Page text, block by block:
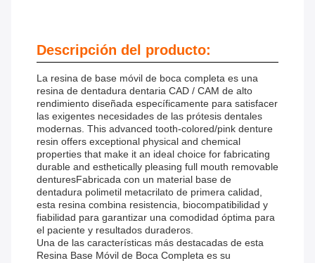
Descripción del producto:
La resina de base móvil de boca completa es una
resina de dentadura dentaria CAD / CAM de alto
rendimiento diseñada específicamente para satisfacer
las exigentes necesidades de las prótesis dentales
modernas. This advanced tooth-colored/pink denture
resin offers exceptional physical and chemical
properties that make it an ideal choice for fabricating
durable and esthetically pleasing full mouth removable
denturesFabricada con un material base de
dentadura polimetil metacrilato de primera calidad,
esta resina combina resistencia, biocompatibilidad y
fiabilidad para garantizar una comodidad óptima para
el paciente y resultados duraderos.
Una de las características más destacadas de esta
Resina Base Móvil de Boca Completa es su